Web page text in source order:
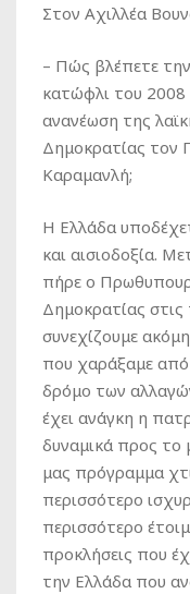
Στον Αχιλλέα
– Πώς βλέπετε
κατώφλι του
ανανέωση της
Δημοκρατίας
Καραμανλή;
Η Ελλάδα
και αισιοδοξία.
πήρε ο
Δημοκρατίας
συνεχίζουμε
που χαράξαμε
δρόμο των
έχει ανάγκη η
δυναμικά προς το
μας πρόγραμμα
περισσότερο
περισσότερο
προκλήσεις που
την Ελλάδα που